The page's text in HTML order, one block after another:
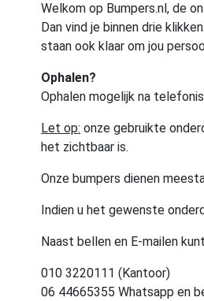
Welkom op Bumpers.nl, de
Dan vind je binnen drie
staan ook klaar om jou
Ophalen?
Ophalen mogelijk na
Let op: onze gebruikte
het zichtbaar is.
Onze bumpers dienen
Indien u het gewenste
Naast bellen en E-mailen
010 3220111 (Kantoor)
06 44665355 Whatsapp en